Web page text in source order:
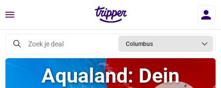
Menu
Zoek je deal Columbus
Aqualand: Dein